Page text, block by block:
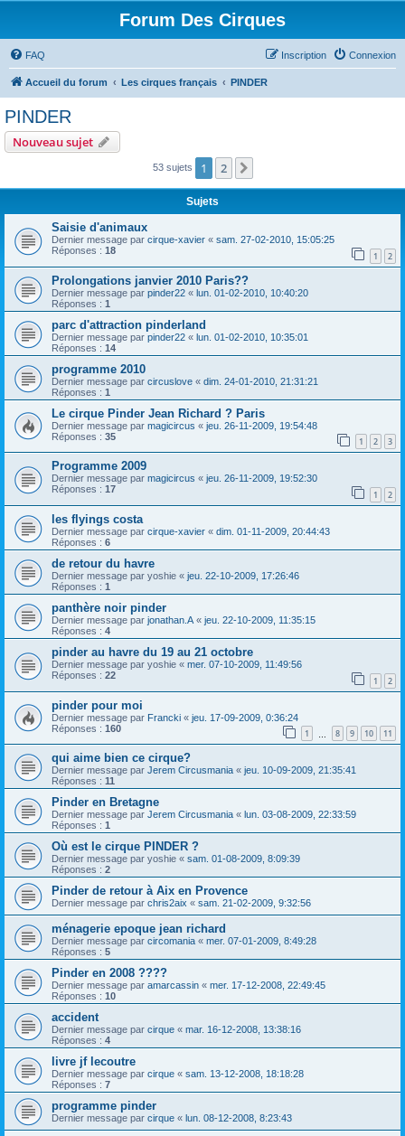
Forum Des Cirques
FAQ Connexion
Inscription
Accueil du forum Les cirques français PINDER
PINDER
Nouveau sujet
53 sujets 1 2
Sujets
Saisie d'animaux
Dernier message par cirque-xavier « sam. 27-02-2010, 15:05:25
Réponses : 18 1 2
Prolongations janvier 2010 Paris??
Dernier message par pinder22 « lun. 01-02-2010, 10:40:20
Réponses : 1
parc d'attraction pinderland
Dernier message par pinder22 « lun. 01-02-2010, 10:35:01
Réponses : 14
programme 2010
Dernier message par circuslove « dim. 24-01-2010, 21:31:21
Réponses : 1
Le cirque Pinder Jean Richard ? Paris
Dernier message par magicircus « jeu. 26-11-2009, 19:54:48
Réponses : 35 1 2 3
Programme 2009
Dernier message par magicircus « jeu. 26-11-2009, 19:52:30
Réponses : 17 1 2
les flyings costa
Dernier message par cirque-xavier « dim. 01-11-2009, 20:44:43
Réponses : 6
de retour du havre
Dernier message par yoshie « jeu. 22-10-2009, 17:26:46
Réponses : 1
panthère noir pinder
Dernier message par jonathan.A « jeu. 22-10-2009, 11:35:15
Réponses : 4
pinder au havre du 19 au 21 octobre
Dernier message par yoshie « mer. 07-10-2009, 11:49:56
Réponses : 22 1 2
pinder pour moi
Dernier message par Francki « jeu. 17-09-2009, 0:36:24
Réponses : 160 1 8 9 10 11
qui aime bien ce cirque?
Dernier message par Jerem Circusmania « jeu. 10-09-2009, 21:35:41
Réponses : 11
Pinder en Bretagne
Dernier message par Jerem Circusmania « lun. 03-08-2009, 22:33:59
Réponses : 1
Où est le cirque PINDER ?
Dernier message par yoshie « sam. 01-08-2009, 8:09:39
Réponses : 2
Pinder de retour à Aix en Provence
Dernier message par chris2aix « sam. 21-02-2009, 9:32:56
ménagerie epoque jean richard
Dernier message par circomania « mer. 07-01-2009, 8:49:28
Réponses : 5
Pinder en 2008 ????
Dernier message par amarcassin « mer. 17-12-2008, 22:49:45
Réponses : 10
accident
Dernier message par cirque « mar. 16-12-2008, 13:38:16
Réponses : 4
livre jf lecoutre
Dernier message par cirque « sam. 13-12-2008, 18:18:28
Réponses : 7
programme pinder
Dernier message par cirque « lun. 08-12-2008, 8:23:43